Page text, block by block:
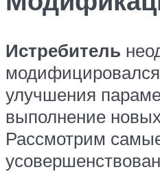
Истребитель
улучшения
выполнение
Рассмотрим